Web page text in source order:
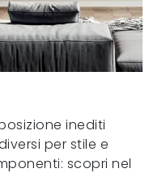
inediti
per stile e
scopri nel